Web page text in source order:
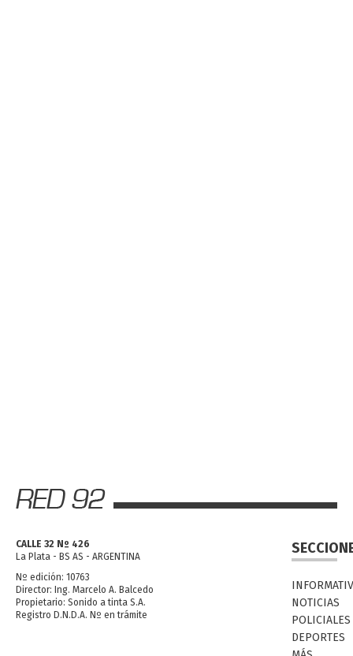
CALLE 32 Nº 426
La Plata - BS AS - ARGENTINA
Nº edición: 10763
Director: Ing. Marcelo A. Balcedo
Propietario: Sonido a tinta S.A.
Registro D.N.D.A. Nº en trámite
NOTICIAS
POLICIALES
DEPORTES